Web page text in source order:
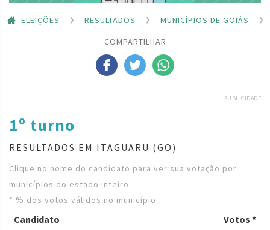
ELEIÇÕES RESULTADOS
MUNICÍPIOS DE GOIÁS
COMPARTILHAR
PUBLICIDADE
1º turno
RESULTADOS EM ITAGUARU (GO)
Clique no nome do candidato para ver sua votação por
municípios do estado inteiro
* % dos votos válidos no município
Candidato Votos *